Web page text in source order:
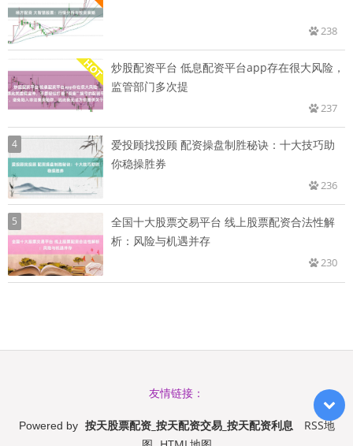
238
炒股配资平台 低息配资平台app存在很大风险，
监管部门多次提
237
4
爱投顾找投顾 配资操盘制胜秘诀：十大技巧助
你稳操胜券
236
5
全国十大股票交易平台 线上股票配资合法性解
析：风险与机遇并存
230
友情链接：
Powered by 按天股票配资_按天配资交易_按天配资利息
RSS地